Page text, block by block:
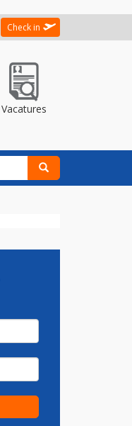
Check in
Vacatures